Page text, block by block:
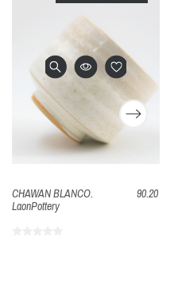
CHAWAN BLANCO.
LaonPottery
90.20